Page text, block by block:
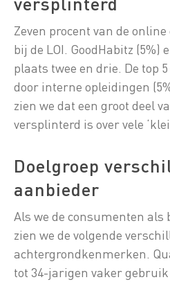
Zeven procent van de
bij de LOI. GoodHabitz (5%)
plaats twee en drie. De top
door interne opleidingen
zien we dat een groot deel
versplinterd is over vele
Doelgroep verschilt per
aanbieder
Als we de consumenten
zien we de volgende
achtergrondkenmerken.
tot 34-jarigen vaker